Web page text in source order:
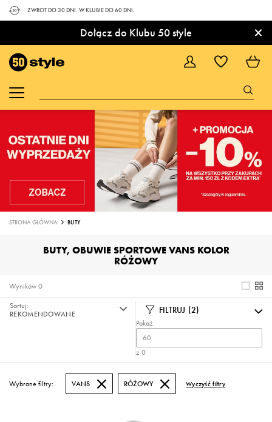
ZWROT DO 30 DNI. W KLUBIE DO 60 DNI.
Dołącz do Klubu 50 style ×
STRONA GŁÓWNA BUTY
BUTY, OBUWIE SPORTOWE VANS KOLOR
RÓŻOWY
0
Wyników
Sortuj:
REKOMENDOWANE
FILTRUJ (2)
Pokaż
60
z 0
Wybrane filtry: VANS RÓŻOWY Wyczyść filtry